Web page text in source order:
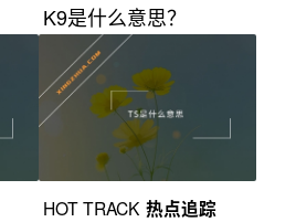
K9是什么意思？
HOT TRACK 热点追踪